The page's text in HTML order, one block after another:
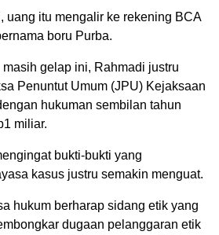
uang itu mengalir ke rekening BCA
boru Purba.
gelap ini, Rahmadi justru
Penuntut Umum (JPU) Kejaksaan
hukuman sembilan tahun
miliar.
bukti-bukti yang
kasus justru semakin menguat.
hukum berharap sidang etik yang
dugaan pelanggaran etik